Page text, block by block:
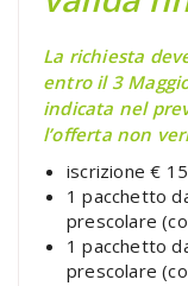
La richiesta
entro il 3
indicata nel
l’offerta non
iscrizione €
1 pacchetto
prescolare
1 pacchetto
prescolare